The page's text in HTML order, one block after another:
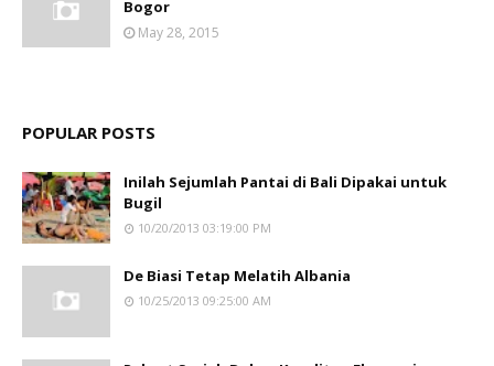
Bogor
May 28, 2015
POPULAR POSTS
Inilah Sejumlah Pantai di Bali Dipakai untuk
Bugil
10/20/2013 03:19:00 PM
De Biasi Tetap Melatih Albania
10/25/2013 09:25:00 AM